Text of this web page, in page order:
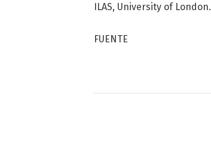
ILAS, University of London.
FUENTE